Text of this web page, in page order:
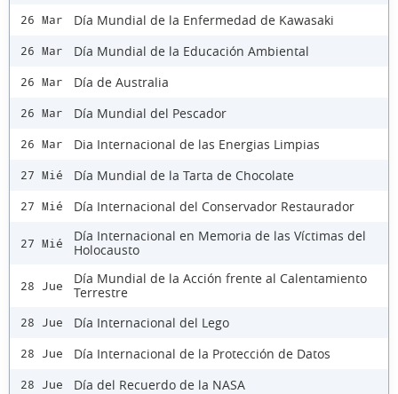
26 Mar Día Mundial de la Enfermedad de Kawasaki
26 Mar Día Mundial de la Educación Ambiental
26 Mar Día de Australia
26 Mar Día Mundial del Pescador
26 Mar Dia Internacional de las Energias Limpias
27 Mié Día Mundial de la Tarta de Chocolate
27 Mié Día Internacional del Conservador Restaurador
27 Mié
Día Internacional en Memoria de las Víctimas del
Holocausto
28 Jue
Día Mundial de la Acción frente al Calentamiento
Terrestre
28 Jue Día Internacional del Lego
28 Jue Día Internacional de la Protección de Datos
28 Jue Día del Recuerdo de la NASA